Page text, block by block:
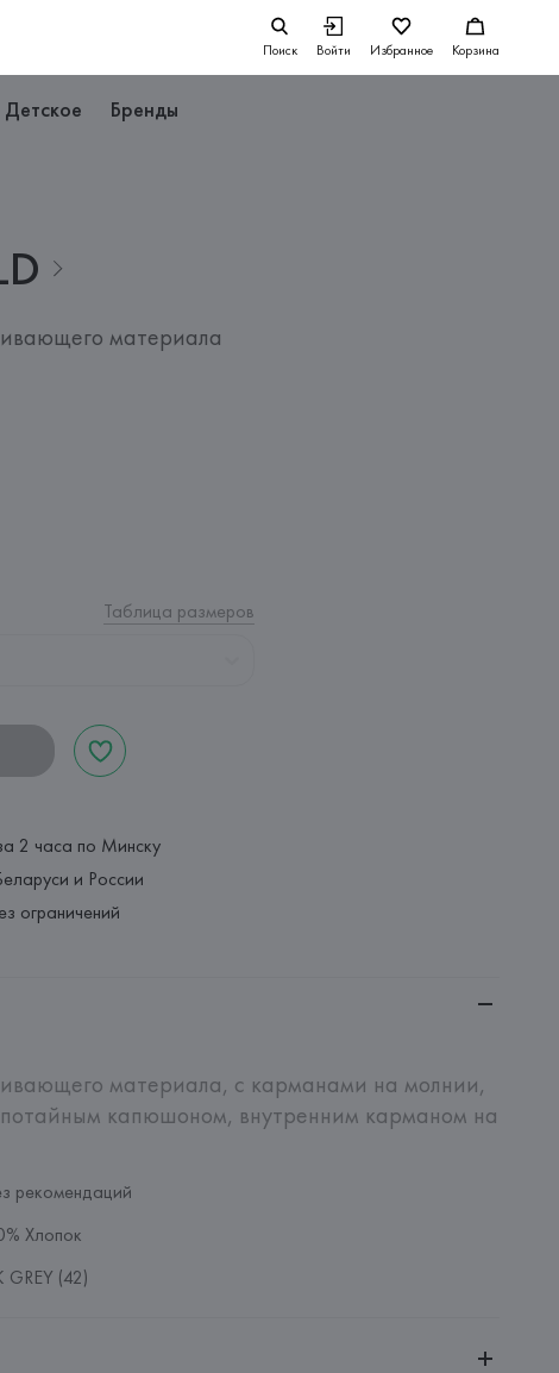
Поиск Войти Избранное Корзина
Детское Бренды
материала
Таблица размеров
2 часа по Минску
и России
ограничений
материала, с карманами на молнии,
капюшоном, внутренним карманом на
рекомендаций
Хлопок
GREY (42)